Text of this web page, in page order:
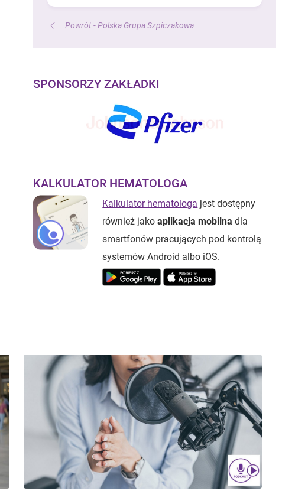
Powrót - Polska Grupa Szpiczakowa
SPONSORZY ZAKŁADKI
KALKULATOR HEMATOLOGA
Kalkulator hematologa jest dostępny
również jakoaplikacja mobilna dla
smartfonów pracujących pod kontrolą
systemów Android albo iOS.